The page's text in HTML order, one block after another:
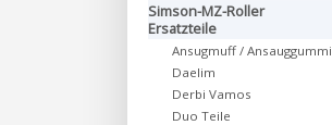
Simson-MZ-Roller
Ersatzteile
Ansugmuff / Ansauggummi
Daelim
Derbi Vamos
Duo Teile